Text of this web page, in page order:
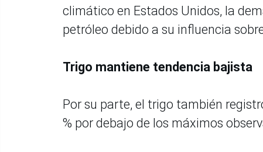
climático en Estados Unidos, la
petróleo debido a su influencia
Trigo mantiene tendencia bajista
Por su parte, el trigo también
% por debajo de los máximos